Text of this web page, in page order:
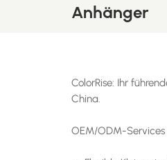
Anhänger
ColorRise: Ihr
China.
OEM/ODM-Services